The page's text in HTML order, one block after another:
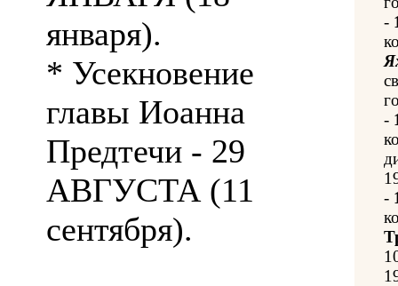
января).
* Усекновение
главы Иоанна
Предтечи - 29
АВГУСТА (11
сентября).
-
-
-